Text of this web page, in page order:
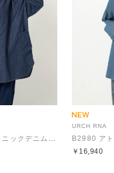
B2980 アトリエチュニックデニムシャツ
URCH RNA
￥16,940